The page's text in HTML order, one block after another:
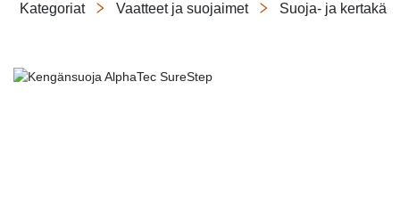
Kategoriat Vaatteet ja suojaimet Suoja- ja
Slide 1 of 1